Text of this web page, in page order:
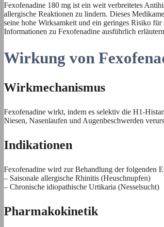
Fexofenadine 180 mg ist ein weit verbreitetes
allergische Reaktionen zu lindern. Dieses
seine hohe Wirksamkeit und ein geringes Risiko
Informationen zu Fexofenadine ausführlich
Wirkung von
Wirkmechanismus
Fexofenadine wirkt, indem es selektiv die H1-
Niesen, Nasenlaufen und Augenbeschwerden
Indikationen
Fexofenadine wird zur Behandlung der folgenden
– Saisonale allergische Rhinitis (Heuschnupfen)
– Chronische idiopathische Urtikaria (Nesselsucht)
Pharmakokinetik